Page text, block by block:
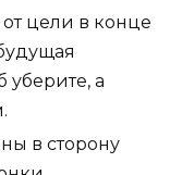
цели в конце
уберите, а
в сторону